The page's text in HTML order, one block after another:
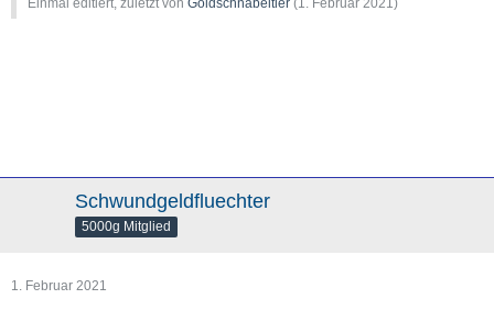
Einmal editiert, zuletzt von Goldschnabeltier (1. Februar 2021)
Schwundgeldfluechter
5000g Mitglied
1. Februar 2021